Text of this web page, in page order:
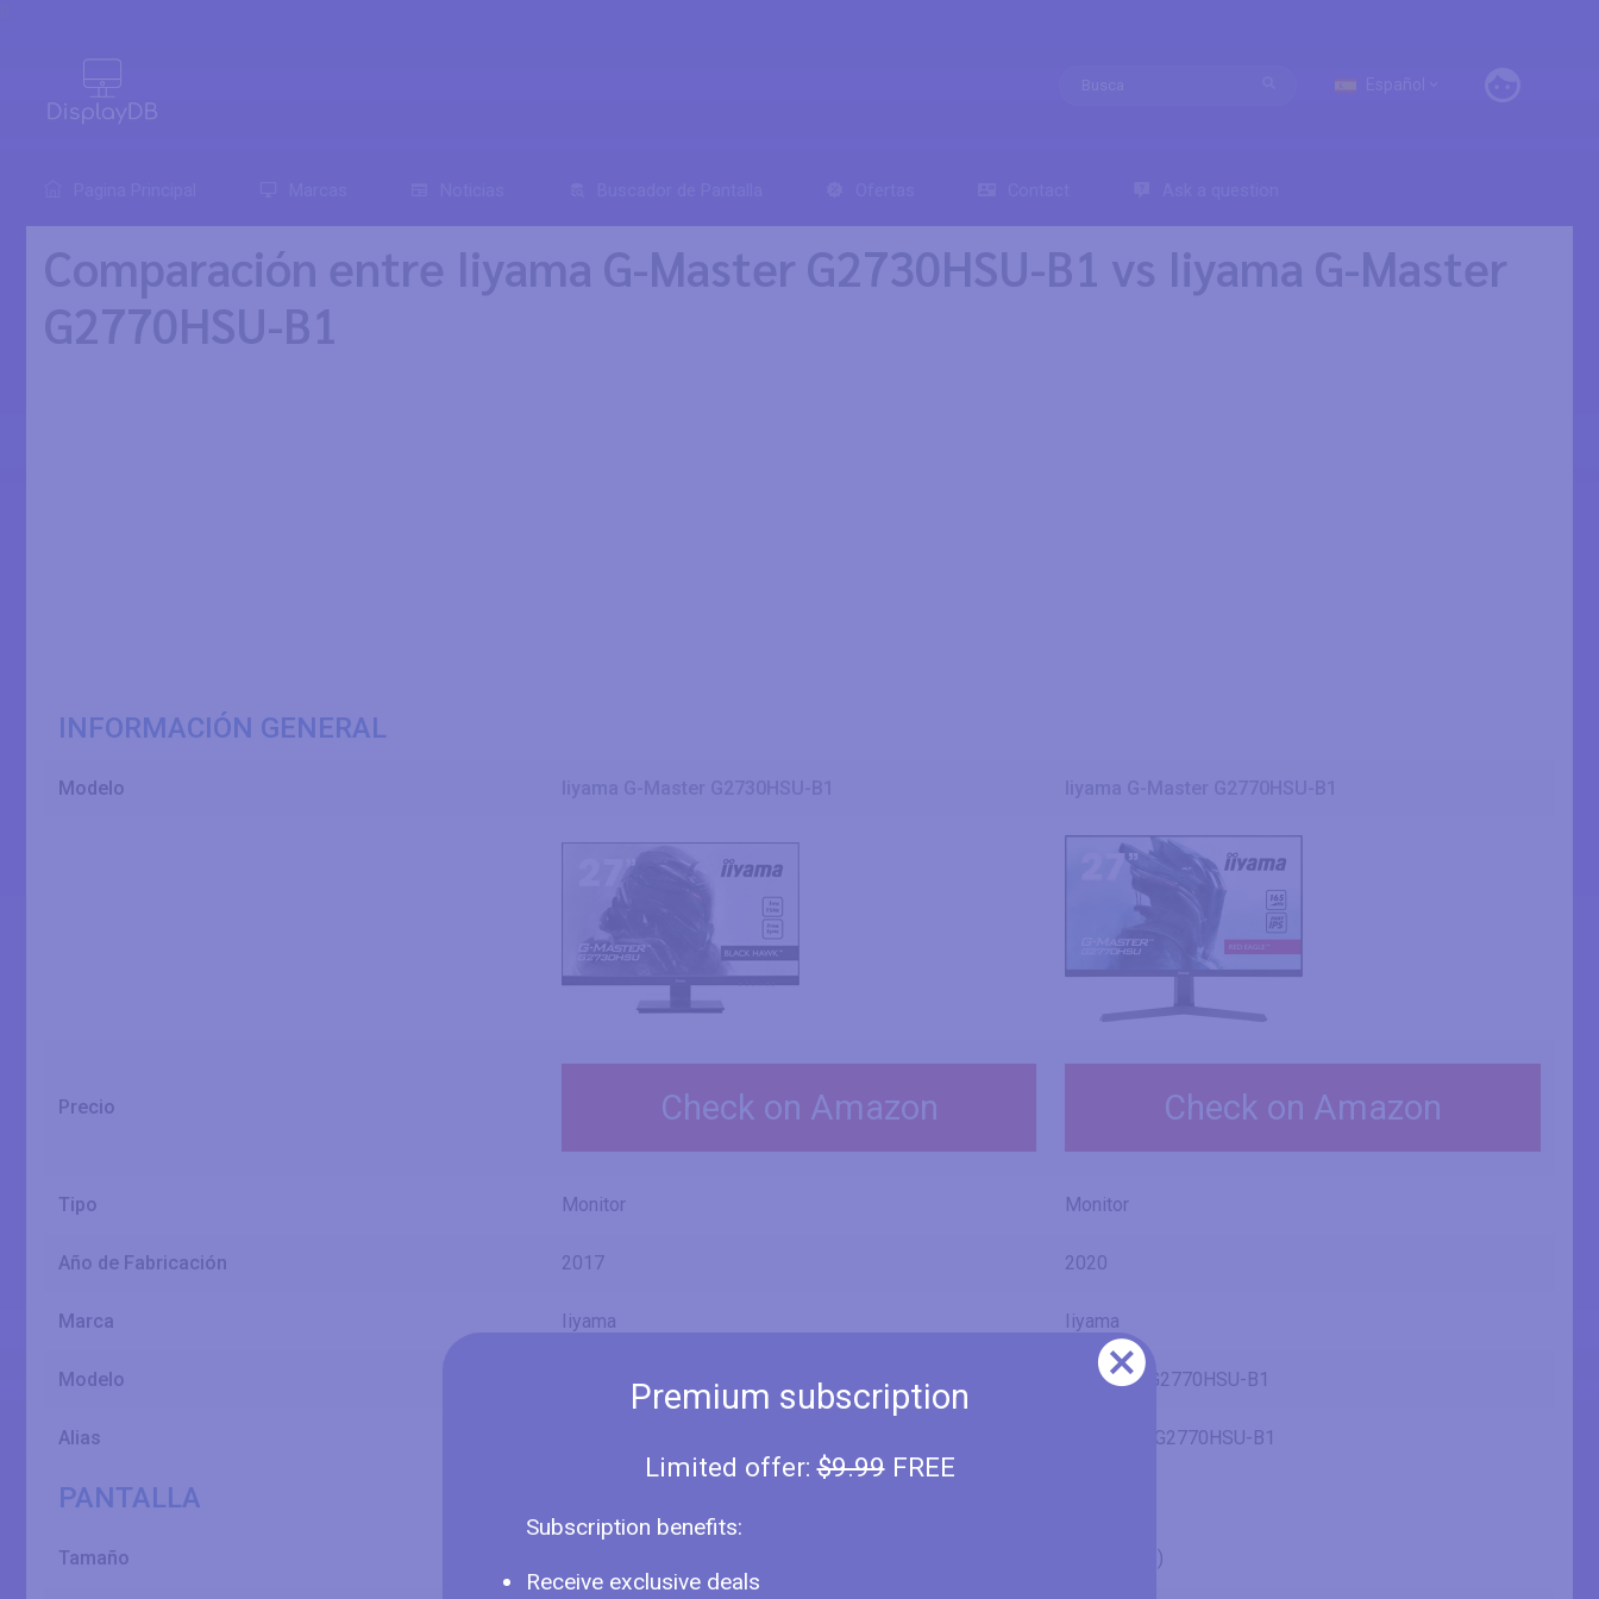
Premium subscription
Limited offer:$9.99FREE
Subscription benefits:
Receive exclusive deals
Comparación entre Iiyama G-Master G2730HSU-B1 vs Iiyama G-Master
G2770HSU-B1
INFORMACIÓN GENERAL
Modelo
Precio Check on Amazon Check on Amazon
Tipo Monitor Monitor
Año de Fabricación 2017 2020
Marca Iiyama Iiyama
Modelo G-Master G2730HSU-B1 G-Master G2770HSU-B1
Alias Red Eagle G2770HSU-B1
PANTALLA
Tamaño 27" (inches)